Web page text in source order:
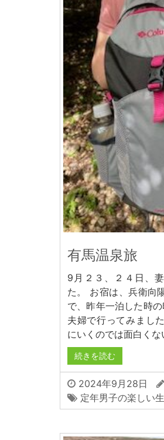
有馬温泉旅
9月２３、２４日、
た。 お宿は、兵衛向
で、昨年一泊した時
夫婦で行ってみまし
にいくのでは面白く
続きを読む
2024年9月28日
定年男子の楽しい